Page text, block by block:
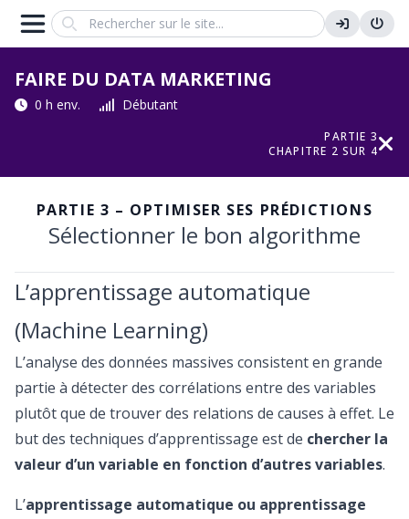
Search
FAIRE DU DATA MARKETING
0 h env. Débutant
PARTIE 3
CHAPITRE 2 SUR 4
PARTIE 3 – OPTIMISER SES PRÉDICTIONS
Sélectionner le bon algorithme
L’apprentissage automatique
(Machine Learning)
L’analyse des données massives consistent en grande
partie à détecter des corrélations entre des variables
plutôt que de trouver des relations de causes à effet. Le
but des techniques d’apprentissage est de chercher la
valeur d’un variable en fonction d’autres variables.
L’apprentissage automatique ou apprentissage